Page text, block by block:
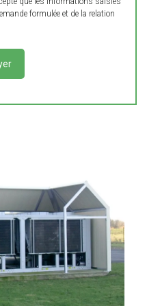
formulée et de la relation